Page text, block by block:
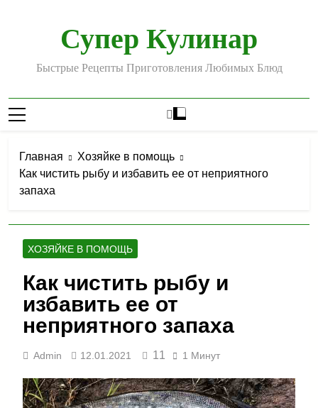
содержимомуСупер Кулинар
Быстрые Рецепты Приготовления Любимых Блюд
Главная
Хозяйке в помощь
Как чистить рыбу и избавить ее от неприятного
запаха
ХОЗЯЙКЕ В ПОМОЩЬ
Как чистить рыбу и
избавить ее от
неприятного запаха
Admin 12.01.2021 11 1 Минут